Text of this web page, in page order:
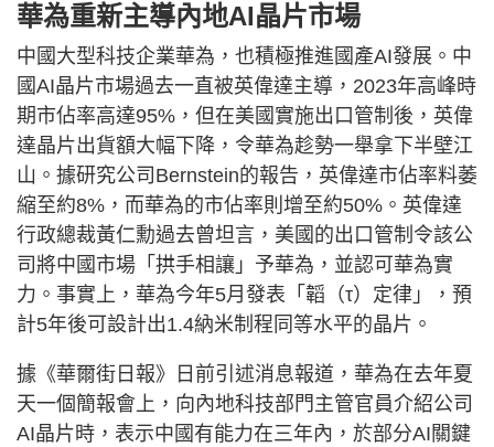
華為重新主導內地AI晶片市場
中國大型科技企業華為，也積極推進國產AI發展。中
國AI晶片市場過去一直被英偉達主導，2023年高峰時
期市佔率高達95%，但在美國實施出口管制後，英偉
達晶片出貨額大幅下降，令華為趁勢一舉拿下半壁江
山。據研究公司Bernstein的報告，英偉達市佔率料萎
縮至約8%，而華為的市佔率則增至約50%。英偉達
行政總裁黃仁勳過去曾坦言，美國的出口管制令該公
司將中國市場「拱手相讓」予華為，並認可華為實
力。事實上，華為今年5月發表「韜（τ）定律」，預
計5年後可設計出1.4納米制程同等水平的晶片。
據《華爾街日報》日前引述消息報道，華為在去年夏
天一個簡報會上，向內地科技部門主管官員介紹公司
AI晶片時，表示中國有能力在三年內，於部分AI關鍵